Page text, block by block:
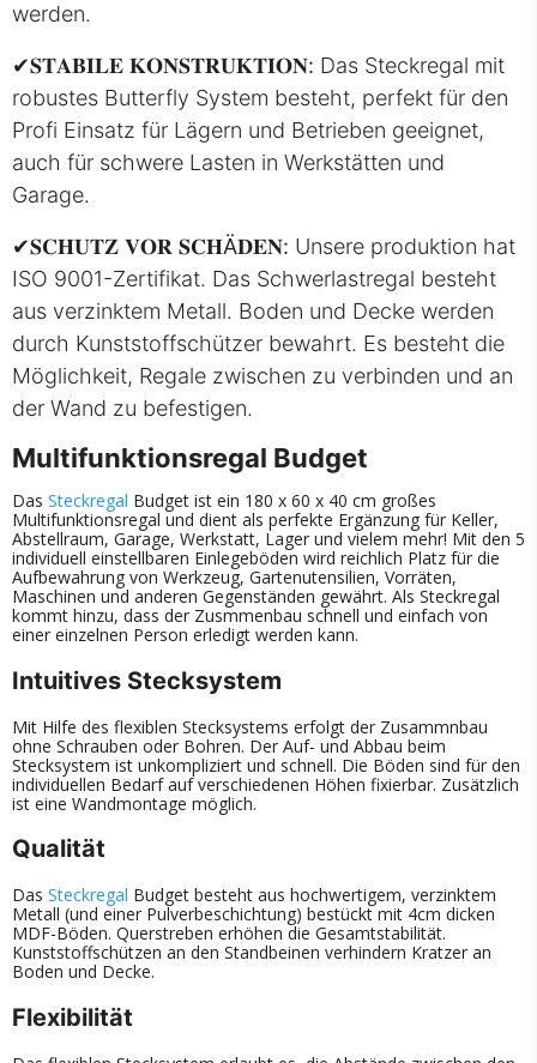
werden.
✔𝐒𝐓𝐀𝐁𝐈𝐋𝐄 𝐊𝐎𝐍𝐒𝐓𝐑𝐔𝐊𝐓𝐈𝐎𝐍: Das Steckregal mit
robustes Butterfly System besteht, perfekt für den
Profi Einsatz für Lägern und Betrieben geeignet,
auch für schwere Lasten in Werkstätten und
Garage.
✔𝐒𝐂𝐇𝐔𝐓𝐙 𝐕𝐎𝐑 𝐒𝐂𝐇Ä𝐃𝐄𝐍: Unsere produktion hat
ISO 9001-Zertifikat. Das Schwerlastregal besteht
aus verzinktem Metall. Boden und Decke werden
durch Kunststoffschützer bewahrt. Es besteht die
Möglichkeit, Regale zwischen zu verbinden und an
der Wand zu befestigen.
Multifunktionsregal Budget
Das Steckregal Budget ist ein 180 x 60 x 40 cm großes
Multifunktionsregal und dient als perfekte Ergänzung für Keller,
Abstellraum, Garage, Werkstatt, Lager und vielem mehr! Mit den 5
individuell einstellbaren Einlegeböden wird reichlich Platz für die
Aufbewahrung von Werkzeug, Gartenutensilien, Vorräten,
Maschinen und anderen Gegenständen gewährt. Als Steckregal
kommt hinzu, dass der Zusmmenbau schnell und einfach von
einer einzelnen Person erledigt werden kann.
Intuitives Stecksystem
Mit Hilfe des flexiblen Stecksystems erfolgt der Zusammnbau
ohne Schrauben oder Bohren. Der Auf- und Abbau beim
Stecksystem ist unkompliziert und schnell. Die Böden sind für den
individuellen Bedarf auf verschiedenen Höhen fixierbar. Zusätzlich
ist eine Wandmontage möglich.
Qualität
Das Steckregal Budget besteht aus hochwertigem, verzinktem
Metall (und einer Pulverbeschichtung) bestückt mit 4cm dicken
MDF-Böden. Querstreben erhöhen die Gesamtstabilität.
Kunststoffschützen an den Standbeinen verhindern Kratzer an
Boden und Decke.
Flexibilität